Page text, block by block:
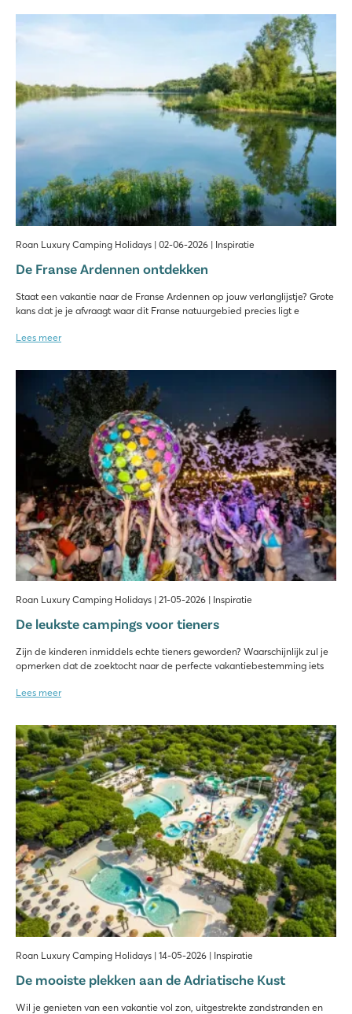
Roan Luxury Camping Holidays | 02-06-2026 | Inspiratie
De Franse Ardennen ontdekken
Staat een vakantie naar de Franse Ardennen op jouw verlanglijstje? Grote
kans dat je je afvraagt waar dit Franse natuurgebied precies ligt e
Lees meer
Roan Luxury Camping Holidays | 21-05-2026 | Inspiratie
De leukste campings voor tieners
Zijn de kinderen inmiddels echte tieners geworden? Waarschijnlijk zul je
opmerken dat de zoektocht naar de perfecte vakantiebestemming iets
Lees meer
Roan Luxury Camping Holidays | 14-05-2026 | Inspiratie
De mooiste plekken aan de Adriatische Kust
Wil je genieten van een vakantie vol zon, uitgestrekte zandstranden en